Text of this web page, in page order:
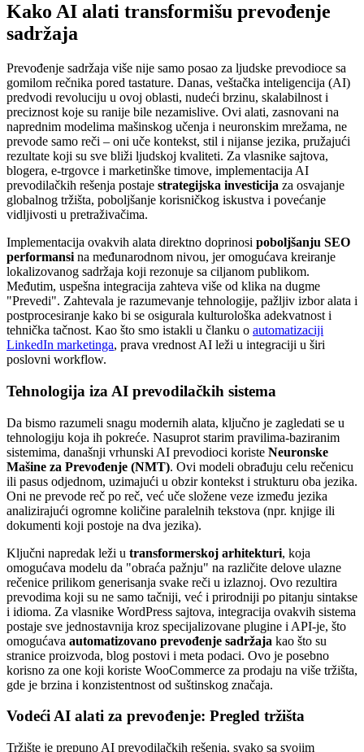
Kako AI alati transformišu prevođenje
sadržaja
Prevođenje sadržaja više nije samo posao za ljudske prevodioce sa
gomilom rečnika pored tastature. Danas, veštačka inteligencija (AI)
predvodi revoluciju u ovoj oblasti, nudeći brzinu, skalabilnost i
preciznost koje su ranije bile nezamislive. Ovi alati, zasnovani na
naprednim modelima mašinskog učenja i neuronskim mrežama, ne
prevode samo reči – oni uče kontekst, stil i nijanse jezika, pružajući
rezultate koji su sve bliži ljudskoj kvaliteti. Za vlasnike sajtova,
blogera, e-trgovce i marketinške timove, implementacija AI
prevodilačkih rešenja postaje strategijska investicija za osvajanje
globalnog tržišta, poboljšanje korisničkog iskustva i povećanje
vidljivosti u pretraživačima.
Implementacija ovakvih alata direktno doprinosi poboljšanju SEO
performansi na međunarodnom nivou, jer omogućava kreiranje
lokalizovanog sadržaja koji rezonuje sa ciljanom publikom.
Međutim, uspešna integracija zahteva više od klika na dugme
"Prevedi". Zahtevala je razumevanje tehnologije, pažljiv izbor alata i
postprocesiranje kako bi se osigurala kulturološka adekvatnost i
tehnička tačnost. Kao što smo istakli u članku o automatizaciji
LinkedIn marketinga, prava vrednost AI leži u integraciji u širi
poslovni workflow.
Tehnologija iza AI prevodilačkih sistema
Da bismo razumeli snagu modernih alata, ključno je zagledati se u
tehnologiju koja ih pokreće. Nasuprot starim pravilima-baziranim
sistemima, današnji vrhunski AI prevodioci koriste Neuronske
Mašine za Prevođenje (NMT). Ovi modeli obrađuju celu rečenicu
ili pasus odjednom, uzimajući u obzir kontekst i strukturu oba jezika.
Oni ne prevode reč po reč, već uče složene veze između jezika
analizirajući ogromne količine paralelnih tekstova (npr. knjige ili
dokumenti koji postoje na dva jezika).
Ključni napredak leži u transformerskoj arhitekturi, koja
omogućava modelu da "obraća pažnju" na različite delove ulazne
rečenice prilikom generisanja svake reči u izlaznoj. Ovo rezultira
prevodima koji su ne samo tačniji, već i prirodniji po pitanju sintakse
i idioma. Za vlasnike WordPress sajtova, integracija ovakvih sistema
postaje sve jednostavnija kroz specijalizovane plugine i API-je, što
omogućava automatizovano prevođenje sadržaja kao što su
stranice proizvoda, blog postovi i meta podaci. Ovo je posebno
korisno za one koji koriste WooCommerce za prodaju na više tržišta,
gde je brzina i konzistentnost od suštinskog značaja.
Vodeći AI alati za prevođenje: Pregled tržišta
Tržište je prepuno AI prevodilačkih rešenja, svako sa svojim